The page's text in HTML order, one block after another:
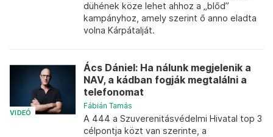
dühének köze lehet ahhoz a „blőd”
kampányhoz, amely szerint ő anno eladta
volna Kárpátalját.
VIDEÓ
Ács Dániel: Ha nálunk megjelenik a
NAV, a kádban fogják megtalálni a
telefonomat
Fábián Tamás
A 444 a Szuverenitásvédelmi Hivatal top 3
célpontja közt van szerinte, a